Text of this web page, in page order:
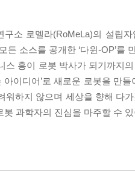
소 로멜라(RoMeLa)의 설립
소스를 공개한 ‘다윈-OP’를
스 홍이 로봇 박사가 되기까지
아이디어’로 새로운 로봇을 만
하지 않으며 세상을 향해 다
과학자의 진심을 마주할 수